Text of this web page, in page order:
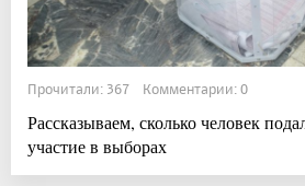
Прочитали: 367 Комментарии: 0
Рассказываем, сколько человек
участие в выборах